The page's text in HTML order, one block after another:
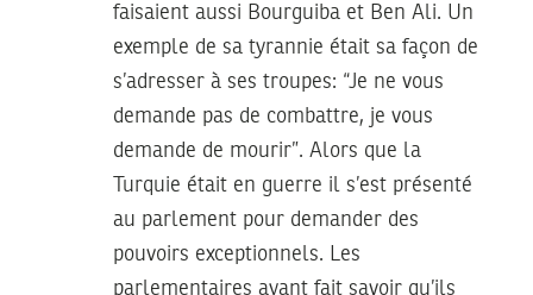
faisaient aussi Bourguiba et Ben Ali. Un
exemple de sa tyrannie était sa façon de
s’adresser à ses troupes: “Je ne vous
demande pas de combattre, je vous
demande de mourir”. Alors que la
Turquie était en guerre il s’est présenté
au parlement pour demander des
pouvoirs exceptionnels. Les
parlementaires ayant fait savoir qu’ils